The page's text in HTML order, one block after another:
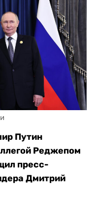
Путин
Реджепом
пресс-
Дмитрий